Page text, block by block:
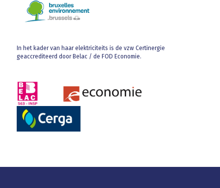
In het kader van haar elektriciteits is de vzw Certinergie
geaccrediteerd door Belac / de FOD Economie.